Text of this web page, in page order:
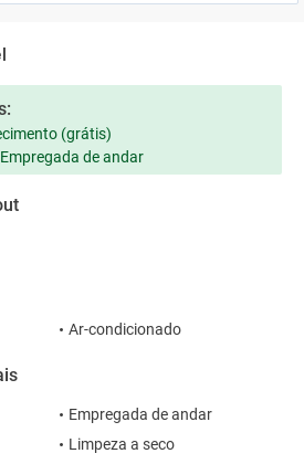
(grátis)
Empregada de andar
Ar-condicionado
Empregada de andar
Limpeza a seco